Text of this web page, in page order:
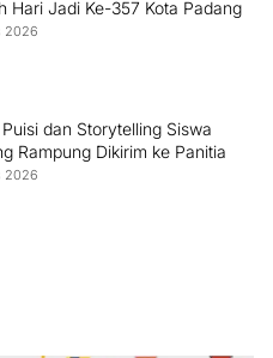
Hari Jadi Ke-357 Kota Padang
2026
dan Storytelling Siswa
Rampung Dikirim ke Panitia
2026